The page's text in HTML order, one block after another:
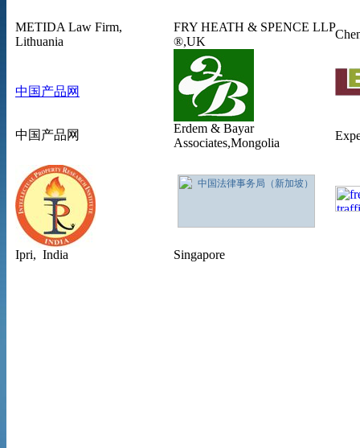
METIDA Law Firm,
Lithuania
FRY HEATH & SPENCE LLP
®,UK
中国产品网
中国产品网
Erdem & Bayar
Associates,Mongolia
Ipri, India Singapore